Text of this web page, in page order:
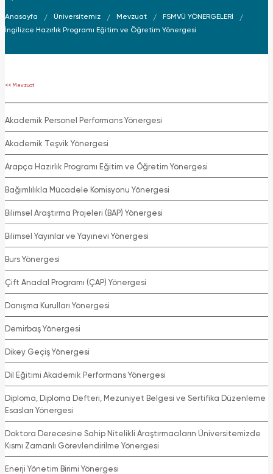
Anasayfa Üniversitemiz Mevzuat
FSMVÜ YÖNERGELERİ
İngilizce Hazırlık Programı Eğitim ve Öğretim Yönergesi
<< Mevzuat
Akademik Personel Performans Yönergesi
Akademik Teşvik Yönergesi
Arapça Hazırlık Programı Eğitim ve Öğretim Yönergesi
Bağımlılıkla Mücadele Komisyonu Yönergesi
Bilimsel Araştırma Projeleri (BAP) Yönergesi
Bilimsel Yayınlar ve Yayınevi Yönergesi
Burs Yönergesi
Çift Anadal Programı (ÇAP) Yönergesi
Danışma Kurulları Yönergesi
Demirbaş Yönergesi
Dikey Geçiş Yönergesi
Dil Eğitimi Akademik Performans Yönergesi
Diploma, Diploma Defteri, Mezuniyet Belgesi ve Sertifika Düzenleme
Esasları Yönergesi
Doktora Derecesine Sahip Nitelikli Araştırmacıların Üniversitemizde
Kısmı Zamanlı Görevlendirilme Yönergesi
Enerji Yönetim Birimi Yönergesi